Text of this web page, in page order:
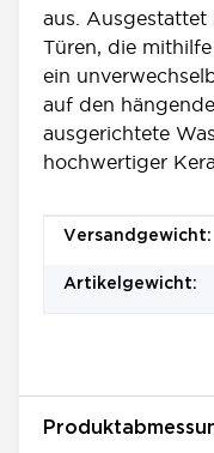
aus.
Türen, die
ein
auf den
ausgerichtete
hochwertiger
Wert
Versandgewicht:
Artikelgewicht: